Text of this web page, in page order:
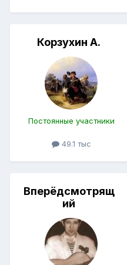
Корзухин А.
Постоянные участники
49.1 тыс
Вперёдсмотрящ
ий